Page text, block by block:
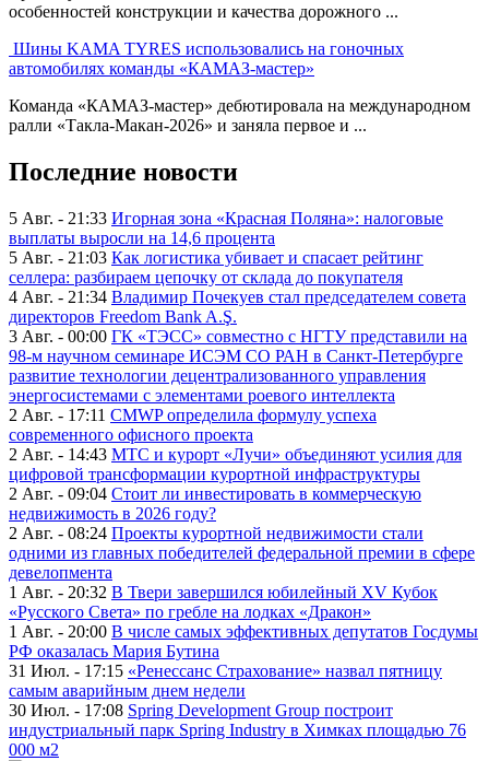
особенностей конструкции и качества дорожного ...
Шины KAMA TYRES использовались на гоночных
автомобилях команды «КАМАЗ-мастер»
Команда «КАМАЗ-мастер» дебютировала на международном
ралли «Такла-Макан-2026» и заняла первое и ...
Последние новости
5 Авг. - 21:33 Игорная зона «Красная Поляна»: налоговые
выплаты выросли на 14,6 процента
5 Авг. - 21:03 Как логистика убивает и спасает рейтинг
селлера: разбираем цепочку от склада до покупателя
4 Авг. - 21:34 Владимир Почекуев стал председателем совета
директоров Freedom Bank A.Ş.
3 Авг. - 00:00 ГК «ТЭСС» совместно с НГТУ представили на
98-м научном семинаре ИСЭМ СО РАН в Санкт-Петербурге
развитие технологии децентрализованного управления
энергосистемами с элементами роевого интеллекта
2 Авг. - 17:11 CMWP определила формулу успеха
современного офисного проекта
2 Авг. - 14:43 МТС и курорт «Лучи» объединяют усилия для
цифровой трансформации курортной инфраструктуры
2 Авг. - 09:04 Стоит ли инвестировать в коммерческую
недвижимость в 2026 году?
2 Авг. - 08:24 Проекты курортной недвижимости стали
одними из главных победителей федеральной премии в сфере
девелопмента
1 Авг. - 20:32 В Твери завершился юбилейный XV Кубок
«Русского Света» по гребле на лодках «Дракон»
1 Авг. - 20:00 В числе самых эффективных депутатов Госдумы
РФ оказалась Мария Бутина
31 Июл. - 17:15 «Ренессанс Страхование» назвал пятницу
самым аварийным днем недели
30 Июл. - 17:08 Spring Development Group построит
индустриальный парк Spring Industry в Химках площадью 76
000 м2